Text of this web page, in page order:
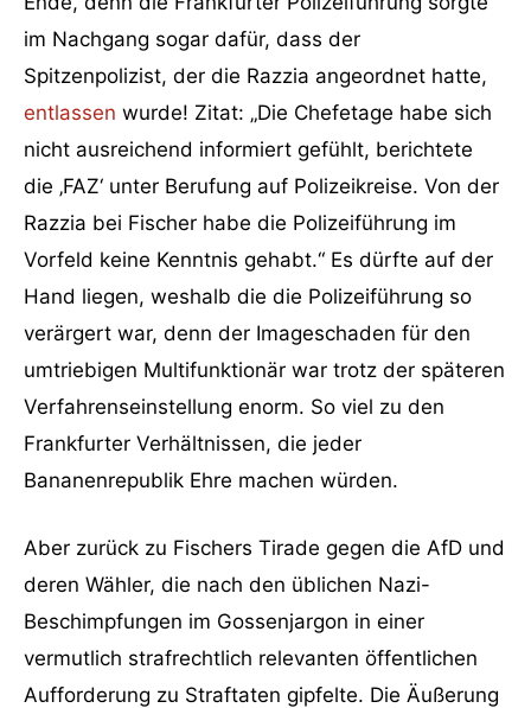
im Nachgang sogar dafür, dass der
Spitzenpolizist, der die Razzia angeordnet hatte,
entlassen wurde! Zitat: „Die Chefetage habe sich
nicht ausreichend informiert gefühlt, berichtete
die ‚FAZ‘ unter Berufung auf Polizeikreise. Von der
Razzia bei Fischer habe die Polizeiführung im
Vorfeld keine Kenntnis gehabt.“ Es dürfte auf der
Hand liegen, weshalb die die Polizeiführung so
verärgert war, denn der Imageschaden für den
umtriebigen Multifunktionär war trotz der späteren
Verfahrenseinstellung enorm. So viel zu den
Frankfurter Verhältnissen, die jeder
Bananenrepublik Ehre machen würden.
Aber zurück zu Fischers Tirade gegen die AfD und
deren Wähler, die nach den üblichen Nazi-
Beschimpfungen im Gossenjargon in einer
vermutlich strafrechtlich relevanten öffentlichen
Aufforderung zu Straftaten gipfelte. Die Äußerung